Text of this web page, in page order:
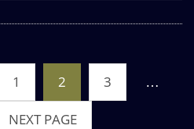
1 2 3 …
NEXT PAGE